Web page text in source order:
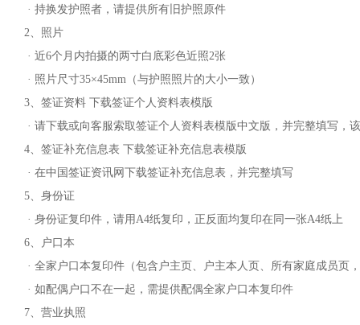
· 持换发护照者，请提供所有旧护照原件
2、照片
· 近6个月内拍摄的两寸白底彩色近照2张
· 照片尺寸35×45mm（与护照照片的大小一致）
3、签证资料 下载签证个人资料表模版
· 请下载或向客服索取签证个人资料表模版中文版，并完整填写
4、签证补充信息表 下载签证补充信息表模版
· 在中国签证资讯网下载签证补充信息表，并完整填写
5、身份证
· 身份证复印件，请用A4纸复印，正反面均复印在同一张A4纸上
6、户口本
· 全家户口本复印件（包含户主页、户主本人页、所有家庭成员页
· 如配偶户口不在一起，需提供配偶全家户口本复印件
7、营业执照